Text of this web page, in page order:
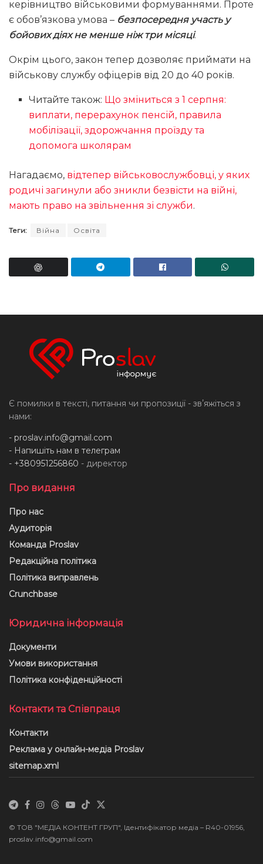
керівництво військовими формуваннями. Проте
є обов’язкова умова – безпосередня участь у
бойових діях не менше ніж три місяці.
Окрім цього, закон тепер дозволяє приймати на
військову службу офіцерів від 20 до 40 років.
Читайте також: Що зміниться з 1 серпня:
виплати, перерахунок пенсій, правила
мобілізації, здорожчання проїзду та
допомога школярам
Нагадаємо, відтепер військовослужбовці, у яких
родичі загинули або зникли безвісти на війні,
мають право на звільнення зі служби.
Теги: Війна Освіта
Є помилки в тексті, питання чи пропозиції - звʼяжіться з
нами:
- proslav.info@gmail.com
- Напишіть нам в телеграм
- +380951256860 - директор
Про видання
Про нас
Аудиторія
Команда Proslav
Редакційна політика
Політика виправлень
Crunchbase
Юридична інформація
Документи
Умови використання
Політика конфіденційності
Контакти та Співпраця
Контакти
Реклама у онлайн-медіа Proslav
sitemap.xml
© ТОВ "МЕДІА КОНТЕНТ ГРУП", Ідентифікатор медіа – R40-01956,
proslav.info@gmail.com